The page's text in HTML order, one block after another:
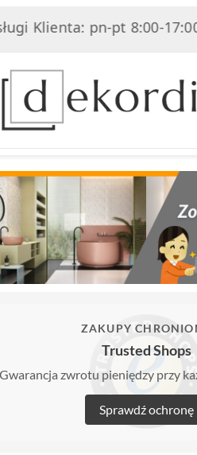
Klienta: pn-pt 8:00-17:00,
ZAKUPY
Trusted Shops
Gwarancja zwrotu pieniędzy przy
Sprawdź ochronę